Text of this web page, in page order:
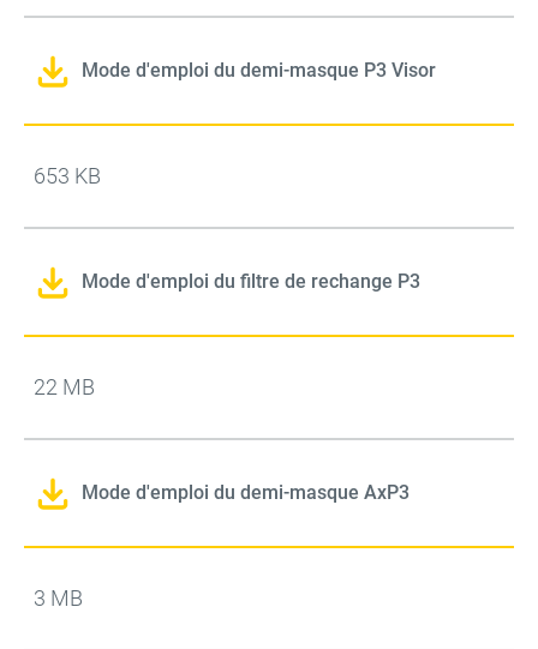
Mode d'emploi du demi-masque P3 Visor
653 KB
Mode d'emploi du filtre de rechange P3
22 MB
Mode d'emploi du demi-masque AxP3
3 MB